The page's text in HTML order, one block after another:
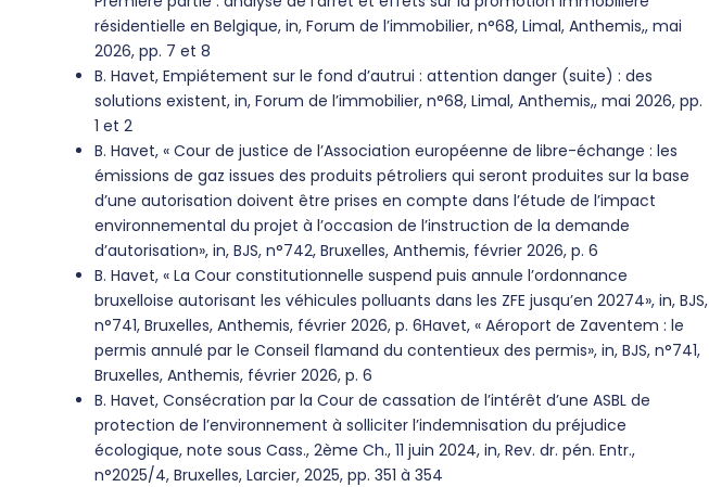
résidentielle en Belgique, in, Forum de l’immobilier, n°68, Limal, Anthemis,, mai
2026, pp. 7 et 8
B. Havet, Empiétement sur le fond d’autrui : attention danger (suite) : des
solutions existent, in, Forum de l’immobilier, n°68, Limal, Anthemis,, mai 2026, pp.
1 et 2
B. Havet, « Cour de justice de l’Association européenne de libre-échange : les
émissions de gaz issues des produits pétroliers qui seront produites sur la base
d’une autorisation doivent être prises en compte dans l’étude de l’impact
environnemental du projet à l’occasion de l’instruction de la demande
d’autorisation», in, BJS, n°742, Bruxelles, Anthemis, février 2026, p. 6
B. Havet, « La Cour constitutionnelle suspend puis annule l’ordonnance
bruxelloise autorisant les véhicules polluants dans les ZFE jusqu’en 20274», in, BJS,
n°741, Bruxelles, Anthemis, février 2026, p. 6Havet, « Aéroport de Zaventem : le
permis annulé par le Conseil flamand du contentieux des permis», in, BJS, n°741,
Bruxelles, Anthemis, février 2026, p. 6
B. Havet, Consécration par la Cour de cassation de l’intérêt d’une ASBL de
protection de l’environnement à solliciter l’indemnisation du préjudice
écologique, note sous Cass., 2ème Ch., 11 juin 2024, in, Rev. dr. pén. Entr.,
n°2025/4, Bruxelles, Larcier, 2025, pp. 351 à 354